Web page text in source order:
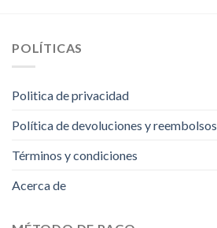
POLÍTICAS
Politica de privacidad
Política de devoluciones y reembolsos
Términos y condiciones
Acerca de